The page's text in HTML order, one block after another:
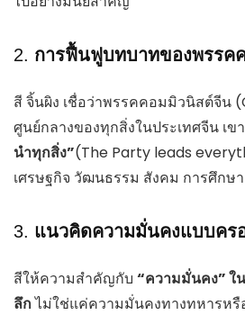
2. การฟื้นฟูบทบาทของพรรค
สี จิ้นผิง เชื่อว่าพรรคคอมมิวนิสต์จีน
ศูนย์กลางของทุกสิ่งในประเทศจีน เข
นำทุกสิ่ง”(The Party leads
เศรษฐกิจ วัฒนธรรม สังคม การศึกษ
3. แนวคิดความมั่นคงแบบคร
สีให้ความสำคัญกับ “ความมั่นคง” ใ
ลึกไม่ใช่แค่ความมั่นคงทางทหารห